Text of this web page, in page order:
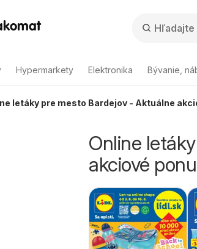
Hypermarkety Elektronika Bývanie,
letáky pre mesto Bardejov - Aktuálne
Online
akciové